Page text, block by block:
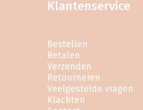
Klantenservice
Bestellen
Betalen
Verzenden
Retourneren
Veelgestelde vragen
Klachten